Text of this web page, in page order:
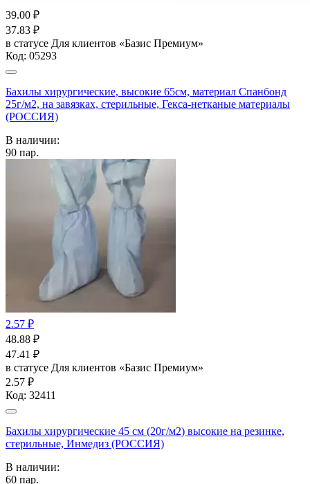
39.00 ₽
37.83 ₽
в статусе Для клиентов «Базис Премиум»
Код: 05293
Бахилы хирургические, высокие 65см, материал Спанбонд
25г/м2, на завязках, стерильные, Гекса-нетканые материалы
(РОССИЯ)
В наличии:
90 пар.
2.57 ₽
48.88 ₽
47.41 ₽
в статусе Для клиентов «Базис Премиум»
2.57 ₽
Код: 32411
Бахилы хирургические 45 см (20г/м2) высокие на резинке,
стерильные, Инмедиз (РОССИЯ)
В наличии:
60 пар.